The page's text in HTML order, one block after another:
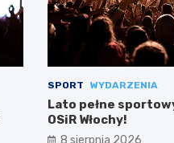
SPORT WYDARZENIA
Lato pełne
OSiR Włochy!